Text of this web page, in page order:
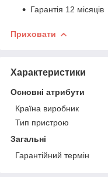
Гарантія 12 місяців
Приховати
Характеристики
Основні атрибути
Країна виробник
Тип пристрою
Загальні
Гарантійний термін